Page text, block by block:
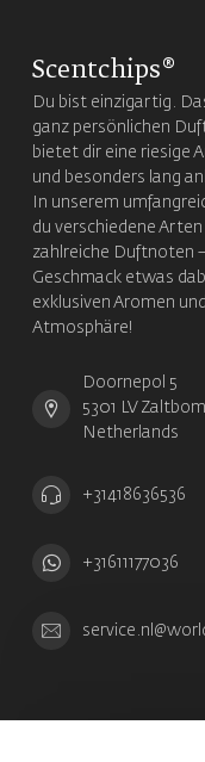
Scentchips®
Du bist einzigartig.
ganz persönlichen
bietet dir eine riesige
und besonders lang
In unserem
du verschiedene
zahlreiche Duftnoten
Geschmack etwas
exklusiven Aromen
Atmosphäre!
Doornepol 5
5301 LV
Netherlands
+31418636536
+31611177036